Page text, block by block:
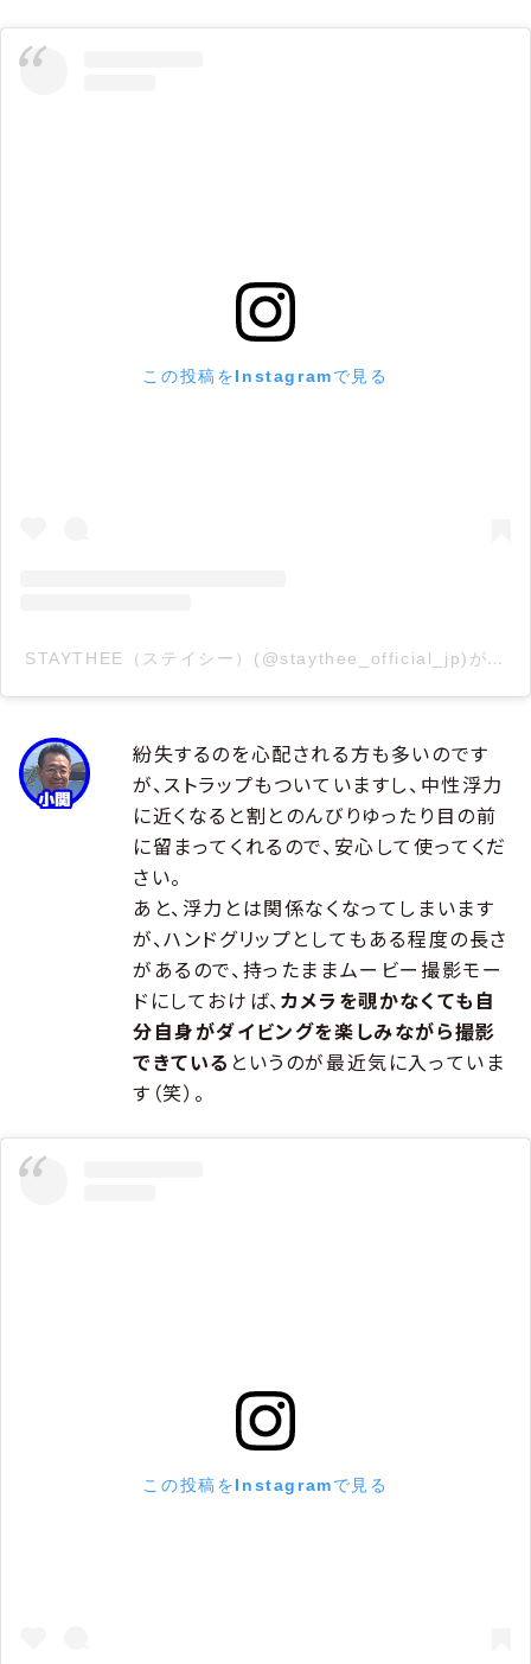
この投稿をInstagramで見る
STAYTHEE（ステイシー）(@staythee_official_jp)がシェ
紛失するのを心配される方も多いのです
が、ストラップもついていますし、中性浮力
に近くなると割とのんびりゆったり目の前
に留まってくれるので、安心して使ってくだ
さい。
あと、浮力とは関係なくなってしまいます
が、ハンドグリップとしてもある程度の長さ
があるので、持ったままムービー撮影モー
ドにしておけば、 カメラを覗かなくても自
分自身がダイビングを楽しみながら撮影
できている というのが最近気に入っていま
す（笑）。
この投稿をInstagramで見る